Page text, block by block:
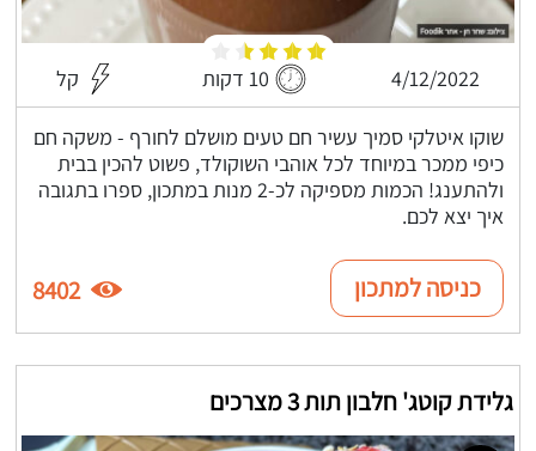
4/12/2022 10 דקות קל
שוקו איטלקי סמיך עשיר חם טעים מושלם לחורף - משקה חם
כיפי ממכר במיוחד לכל אוהבי השוקולד, פשוט להכין בבית
ולהתענג! הכמות מספיקה לכ-2 מנות במתכון, ספרו בתגובה
איך יצא לכם.
כניסה למתכון 8402
גלידת קוטג' חלבון תות 3 מצרכים